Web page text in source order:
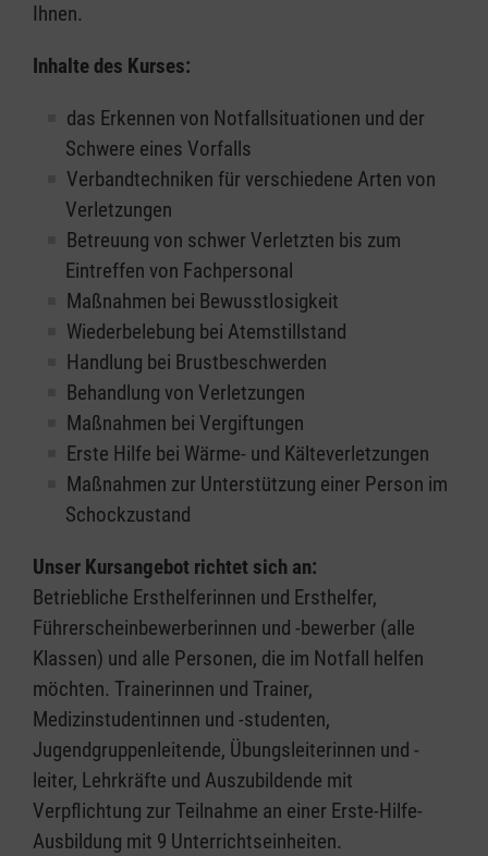
Ihnen.
Inhalte des Kurses:
das Erkennen von Notfallsituationen und der
Schwere eines Vorfalls
Verbandtechniken für verschiedene Arten von
Verletzungen
Betreuung von schwer Verletzten bis zum
Eintreffen von Fachpersonal
Maßnahmen bei Bewusstlosigkeit
Wiederbelebung bei Atemstillstand
Handlung bei Brustbeschwerden
Behandlung von Verletzungen
Maßnahmen bei Vergiftungen
Erste Hilfe bei Wärme- und Kälteverletzungen
Maßnahmen zur Unterstützung einer Person im
Schockzustand
Unser Kursangebot richtet sich an:
Betriebliche Ersthelferinnen und Ersthelfer,
Führerscheinbewerberinnen und -bewerber (alle
Klassen) und alle Personen, die im Notfall helfen
möchten. Trainerinnen und Trainer,
Medizinstudentinnen und -studenten,
Jugendgruppenleitende, Übungsleiterinnen und -
leiter, Lehrkräfte und Auszubildende mit
Verpflichtung zur Teilnahme an einer Erste-Hilfe-
Ausbildung mit 9 Unterrichtseinheiten.